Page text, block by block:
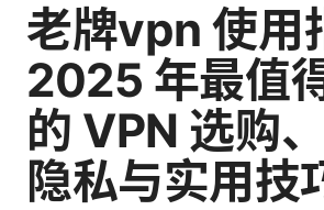
老牌vpn 使用
2025 年最值
的 VPN 选购、
隐私与实用技